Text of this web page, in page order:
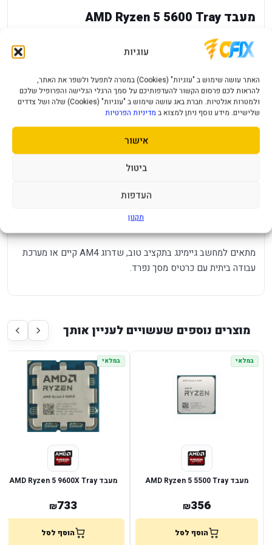
עוגיות
האתר עושה שימוש ב "עוגיות" (Cookies) במטרה לתפעל ולשפר את האתר,
להראות לכם פרסום הקשור להעדפותיכם על סמך הרגלי הגלישה והפרופיל שלכם
ולמטרות אנלטיות. חברת באג עושה שימוש ב "עוגיות" (Cookies) שלה ושל צדדים
שלישיים. מידע נוסף ניתן למצוא ב מדיניות הפרטיות
אישור
ביטול
העדפות
תקנון
מעבד AMD Ryzen 5 5600 Tray
תהליכונים, המיועד למערכות DDR4 משתלמות. הוא מספק תדר
קירור באריזה.
יתרונות מרכזיים
דורש כרטיס מסך נפרד וקירור מתאים.
מתאים למחשב גיימינג בתקציב טוב, שדרוג AM4 קיים או מערכת
עבודה ביתית עם כרטיס מסך נפרד.
מוצרים נוספים שעשויים לעניין אותך
במלאי
מעבד AMD Ryzen 5 5500 Tray
₪356
הוסף לסל
במלאי
מעבד AMD Ryzen 5 9600X Tray
₪733
הוסף לסל